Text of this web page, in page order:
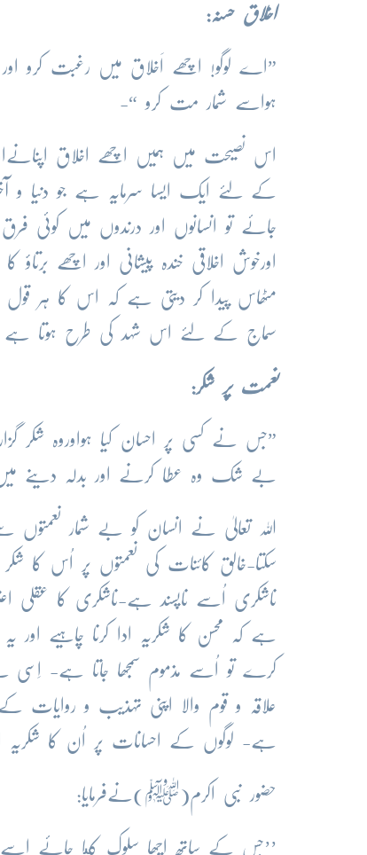
اخلاق حسنہ:
”اے لوگو! اچھے اَخلاق میں رغبت کرو
ہواسے شمار مت کرو “-
اس نصیحت میں ہمیں اچھے اخلاق
کے لئے ایک ایسا سرمایہ ہے جو دنیا و
جائے تو انسانوں اور درندوں میں کوئی
اورخوش اخلاقی خندہ پیشانی اور اچھے
مٹھاس پیدا کر دیتی ہے کہ اس کا ہر قول
سماج کے لئے اس شہد کی طرح ہوتا ہے جو
نعمت پر شکر:
”جس نے کسی پر احسان کیا ہواوروہ شکر
بے شک وہ عطا کرنے اور بدلہ دینے
اللہ تعالیٰ نے انسان کو بے شمار نعمتوں
سکتا-خالق کائنات کی نعمتوں پر اُس کا
ناشکری اُسے ناپسند ہے-ناشکری کا عقلی
ہے کہ محسن کا شکریہ ادا کرنا چاہیے
کرے تو اُسے مذموم سمجھا جاتا ہے- اِسی
علاقہ و قوم والا اپنی تہذیب و روایات
ہے- لوگوں کے احسانات پر اُن کا شکریہ
حضور نبی اکرم(ﷺ)نےفرمایا:
’’جس کے ساتھ اچھا سلوک کيا جائے اسے